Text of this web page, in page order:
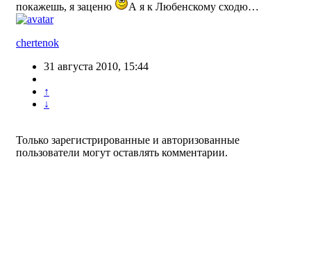
покажешь, я заценю
А я к Любенскому сходю…
chertenok
31 августа 2010, 15:44
↑
↓
Только зарегистрированные и авторизованные
пользователи могут оставлять комментарии.